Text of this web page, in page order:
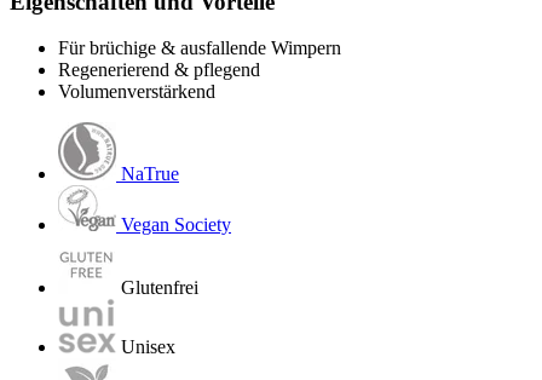
Für brüchige & ausfallende Wimpern
Regenerierend & pflegend
Volumenverstärkend
NaTrue
Vegan Society
Glutenfrei
Unisex